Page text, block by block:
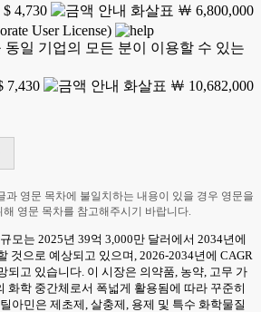
$ 4,730
￦ 6,800,000
User License)
동일 기업의 모든 분이 이용할 수 있는
7,430
￦ 10,682,000
영문 목차에 불일치하는 내용이 있을 경우 영문을
영문 목차를 참고해주시기 바랍니다.
모는 2025년 39억 3,000만 달러에서 2034년에
것으로 예상되고 있으며, 2026-2034년에 CAGR
되고 있습니다. 이 시장은 의약품, 농약, 고무 가
화학 중간체로서 폭넓게 활용됨에 따라 꾸준히
아민은 제초제, 살충제, 용제 및 특수 화학물질